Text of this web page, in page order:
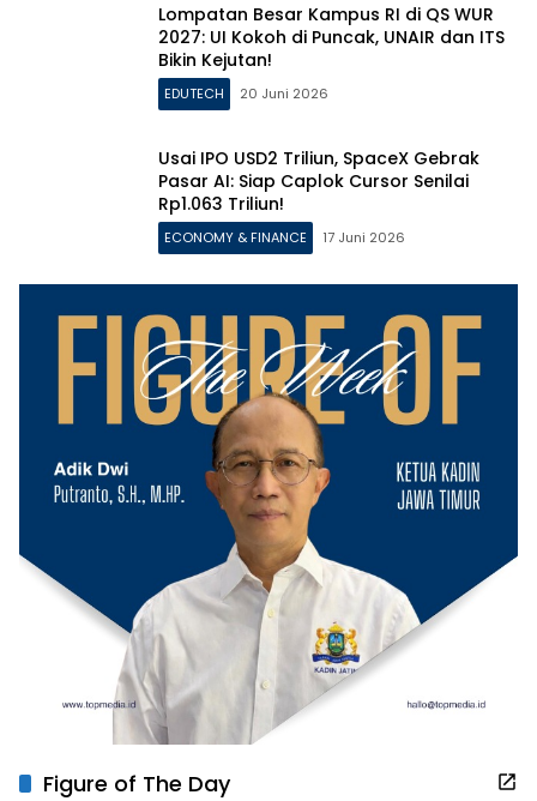
Lompatan Besar Kampus RI di QS WUR
2027: UI Kokoh di Puncak, UNAIR dan ITS
Bikin Kejutan!
EDUTECH 20 Juni 2026
Usai IPO USD2 Triliun, SpaceX Gebrak
Pasar AI: Siap Caplok Cursor Senilai
Rp1.063 Triliun!
ECONOMY & FINANCE 17 Juni 2026
Figure of The Day